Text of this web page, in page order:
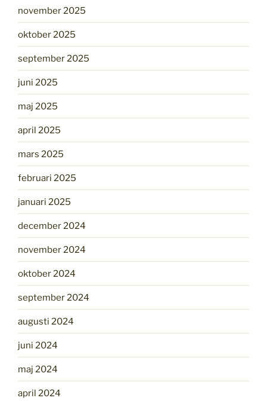
november 2025
oktober 2025
september 2025
juni 2025
maj 2025
april 2025
mars 2025
februari 2025
januari 2025
december 2024
november 2024
oktober 2024
september 2024
augusti 2024
juni 2024
maj 2024
april 2024